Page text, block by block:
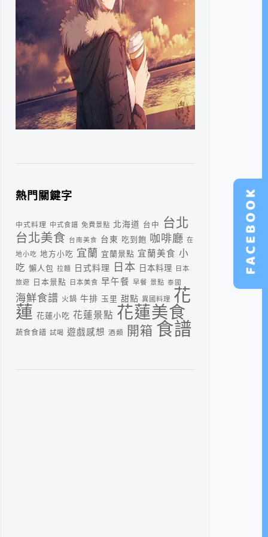
熱門關鍵字
中式料理 中式食譜 免費景點 北海道 台中 台北
台北美食 台南美食 台東 吃到飽 咖啡廳 在
地小吃 地方小吃 宜蘭 宜蘭景點 宜蘭美食 小
吃 懶人包 拉麵 日式料理 日本 日本料理
日本
旅遊
日本景點 日本美食 早午餐 早餐 景點 泰國
海鮮食譜 火鍋 牛排 玉里 甜點 異國料理 花
蓮 花蓮小吃 花蓮景點 花蓮美食
蔬食食譜 試喝 遊戲感想 酒類 開箱 食譜